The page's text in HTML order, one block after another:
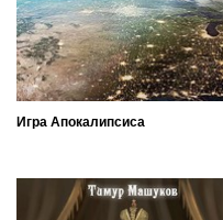
Игра Апокалипсиса